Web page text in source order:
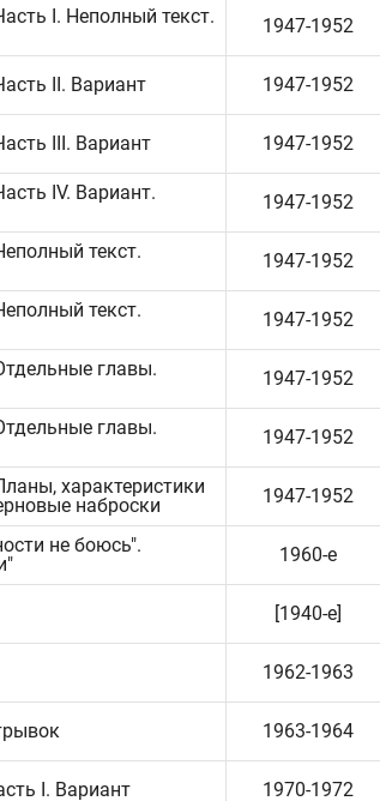
I. Неполный текст.
1947-1952
II. Вариант 1947-1952
III. Вариант 1947-1952
IV. Вариант.
1947-1952
текст.
1947-1952
текст.
1947-1952
главы.
1947-1952
главы.
1947-1952
характеристики
наброски
1947-1952
не боюсь".
1960-е
[1940-е]
1962-1963
1963-1964
I. Вариант 1970-1972